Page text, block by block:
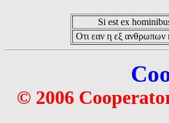
Si est ex
Οτι εαν η εξ ανθρωπων
© 2006